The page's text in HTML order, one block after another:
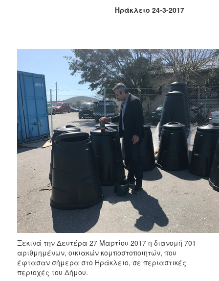
2006
ΤΟΠΟΣ
ΠΟΛΙΤΙΣΜΟΣ
ΑΝΘΕΚΤΙΚΗ
ΠΟΛΗ
Ηράκλειο 24-3-2017
Ξεκινά την Δευτέρα 27 Μαρτίου 2017 η διανομή 701
αριθμημένων, οικιακών κομποστοποιητών, που
έφτασαν σήμερα στο Ηράκλειο, σε περιαστικές
περιοχές του Δήμου.